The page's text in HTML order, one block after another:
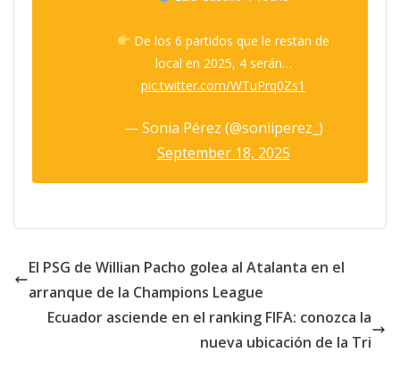
De los 6 partidos que le restan de
local en 2025, 4 serán…
pic.twitter.com/WTuPrq0Zs1
— Sonia Pérez (@soniiperez_)
September 18, 2025
El PSG de Willian Pacho golea al Atalanta en el
arranque de la Champions League
Ecuador asciende en el ranking FIFA: conozca la
nueva ubicación de la Tri